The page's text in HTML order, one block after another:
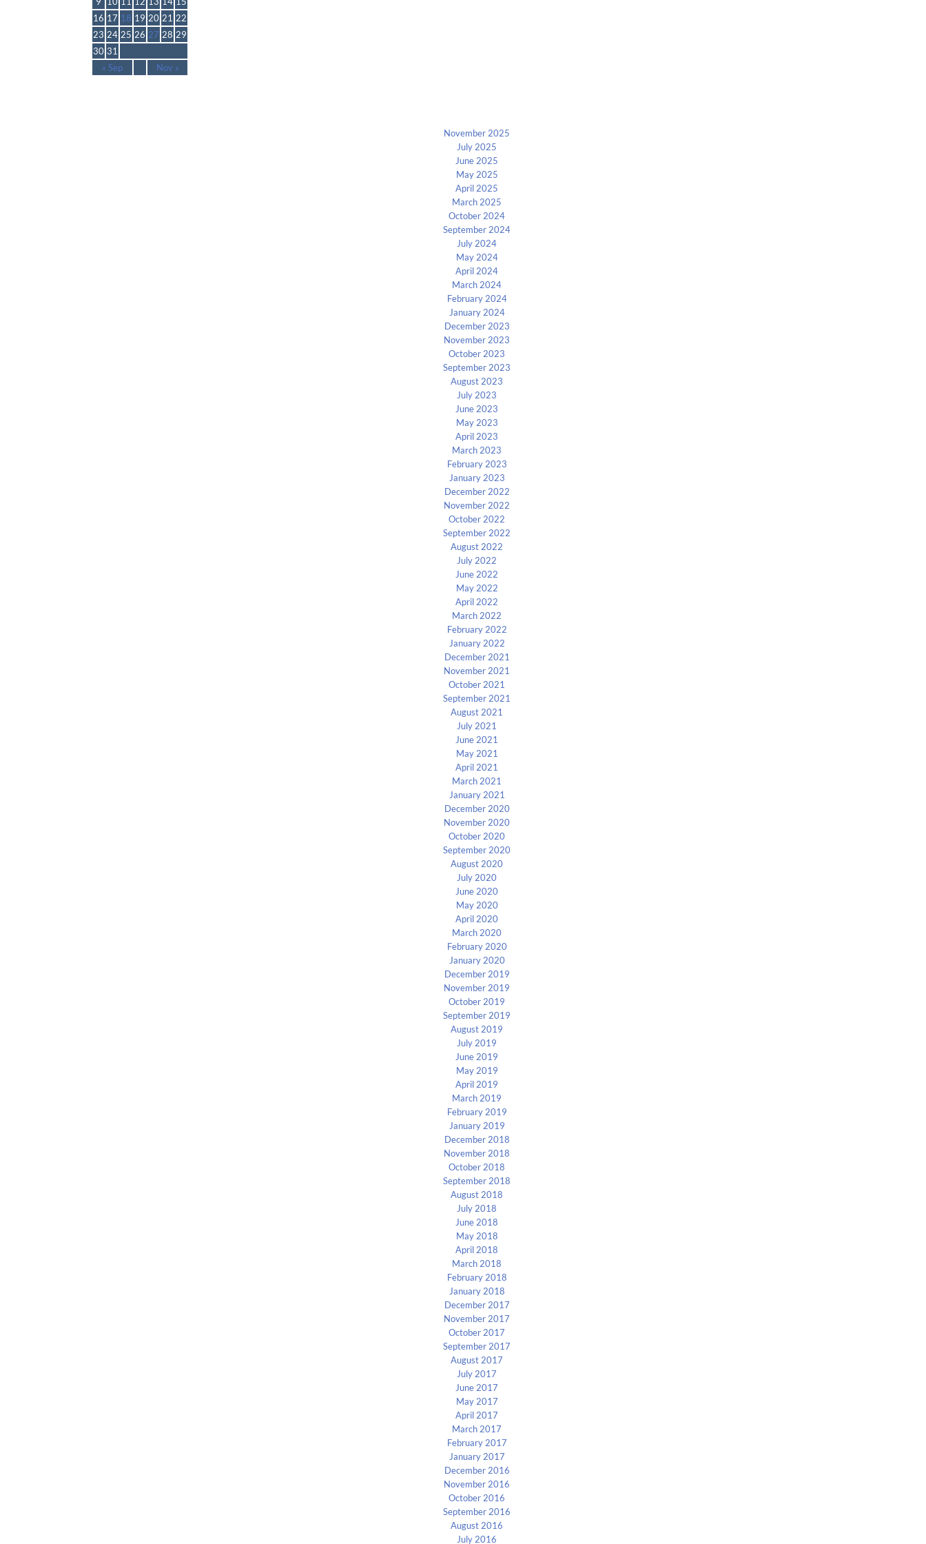
« Sep Nov »
16 17 18 19 20 21 22
23 24 25 26 27 28 29
30 31
November 2025
July 2025
June 2025
May 2025
April 2025
March 2025
October 2024
September 2024
July 2024
May 2024
April 2024
March 2024
February 2024
January 2024
December 2023
November 2023
October 2023
September 2023
August 2023
July 2023
June 2023
May 2023
April 2023
March 2023
February 2023
January 2023
December 2022
November 2022
October 2022
September 2022
August 2022
July 2022
June 2022
May 2022
April 2022
March 2022
February 2022
January 2022
December 2021
November 2021
October 2021
September 2021
August 2021
July 2021
June 2021
May 2021
April 2021
March 2021
January 2021
December 2020
November 2020
October 2020
September 2020
August 2020
July 2020
June 2020
May 2020
April 2020
March 2020
February 2020
January 2020
December 2019
November 2019
October 2019
September 2019
August 2019
July 2019
June 2019
May 2019
April 2019
March 2019
February 2019
January 2019
December 2018
November 2018
October 2018
September 2018
August 2018
July 2018
June 2018
May 2018
April 2018
March 2018
February 2018
January 2018
December 2017
November 2017
October 2017
September 2017
August 2017
July 2017
June 2017
May 2017
April 2017
March 2017
February 2017
January 2017
December 2016
November 2016
October 2016
September 2016
August 2016
July 2016